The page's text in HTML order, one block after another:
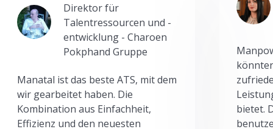
Direktor für
Talentressourcen und -
entwicklung - Charoen
Pokphand Gruppe
Manatal ist das beste ATS, mit dem
wir gearbeitet haben. Die
Kombination aus Einfachheit,
Effizienz und den neuesten
bietet.